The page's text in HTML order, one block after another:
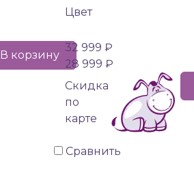
В корзину
Цвет
32 999 ₽
28 999 ₽
Cкидка
по
карте
Сравнить